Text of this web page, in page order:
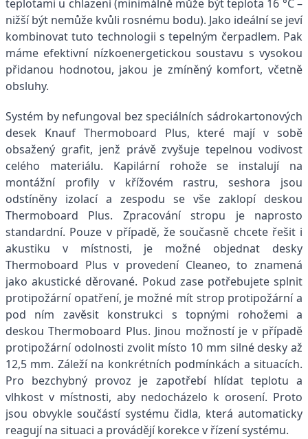
teplotami u chlazení (minimálně může být teplota 16 °C –
nižší být nemůže kvůli rosnému bodu). Jako ideální se jeví
kombinovat tuto technologii s tepelným čerpadlem. Pak
máme efektivní nízkoenergetickou soustavu s vysokou
přidanou hodnotou, jakou je zmíněný komfort, včetně
obsluhy.
Systém by nefungoval bez speciálních sádrokartonových
desek Knauf Thermoboard Plus, které mají v sobě
obsažený grafit, jenž právě zvyšuje tepelnou vodivost
celého materiálu. Kapilární rohože se instalují na
montážní profily v křížovém rastru, seshora jsou
odstíněny izolací a zespodu se vše zaklopí deskou
Thermoboard Plus. Zpracování stropu je naprosto
standardní. Pouze v případě, že současně chcete řešit i
akustiku v místnosti, je možné objednat desky
Thermoboard Plus v provedení Cleaneo, to znamená
jako akustické děrované. Pokud zase potřebujete splnit
protipožární opatření, je možné mít strop protipožární a
pod ním zavěsit konstrukci s topnými rohožemi a
deskou Thermoboard Plus. Jinou možností je v případě
protipožární odolnosti zvolit místo 10 mm silné desky až
12,5 mm. Záleží na konkrétních podmínkách a situacích.
Pro bezchybný provoz je zapotřebí hlídat teplotu a
vlhkost v místnosti, aby nedocházelo k orosení. Proto
jsou obvykle součástí systému čidla, která automaticky
reagují na situaci a provádějí korekce v řízení systému.